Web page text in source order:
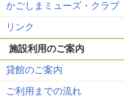
かごしまミューズ・クラブ
リンク
施設利用のご案内
貸館のご案内
ご利用までの流れ